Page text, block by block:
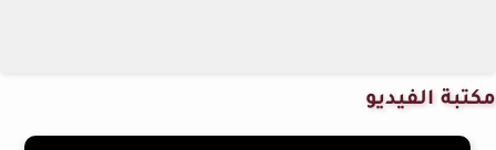
مكتبة الفيديو